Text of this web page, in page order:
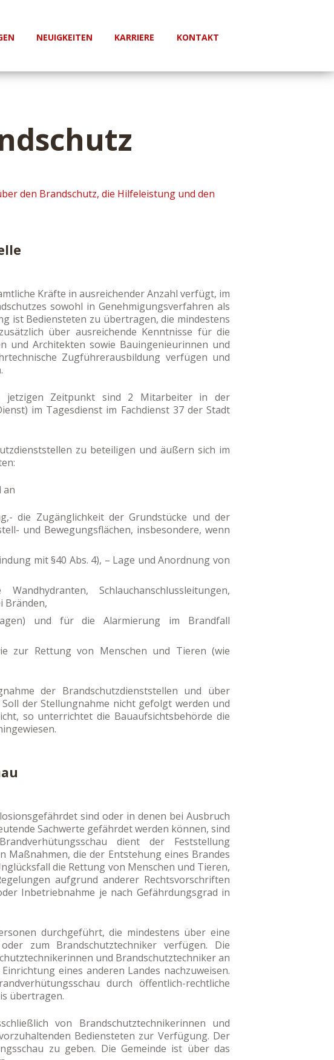
NEUIGKEITEN KARRIERE KONTAKT
den Brandschutz, die Hilfeleistung und den
Kräfte in ausreichender Anzahl verfügt, im
sowohl in Genehmigungsverfahren als
ist Bediensteten zu übertragen, die mindestens
über ausreichende Kenntnisse für die
und Architekten sowie Bauingenieurinnen und
Zugführerausbildung verfügen und
jetzigen Zeitpunkt sind 2 Mitarbeiter in der
im Tagesdienst im Fachdienst 37 der Stadt
zu beteiligen und äußern sich im
an
die Zugänglichkeit der Grundstücke und der
und Bewegungsflächen, insbesondere, wenn
mit §40 Abs. 4), – Lage und Anordnung von
Schlauchanschlussleitungen,
Bränden,
und für die Alarmierung im Brandfall
zur Rettung von Menschen und Tieren (wie
der Brandschutzdienststellen und über
der Stellungnahme nicht gefolgt werden und
so unterrichtet die Bauaufsichtsbehörde die
sind oder in denen bei Ausbruch
Sachwerte gefährdet werden können, sind
dient der Feststellung
Maßnahmen, die der Entstehung eines Brandes
die Rettung von Menschen und Tieren,
aufgrund anderer Rechtsvorschriften
Inbetriebnahme je nach Gefährdungsgrad in
durchgeführt, die mindestens über eine
zum Brandschutztechniker verfügen. Die
und Brandschutztechniker an
eines anderen Landes nachzuweisen.
durch öffentlich-rechtliche
übertragen.
von Brandschutztechnikerinnen und
Bediensteten zur Verfügung. Der
zu geben. Die Gemeinde ist über das